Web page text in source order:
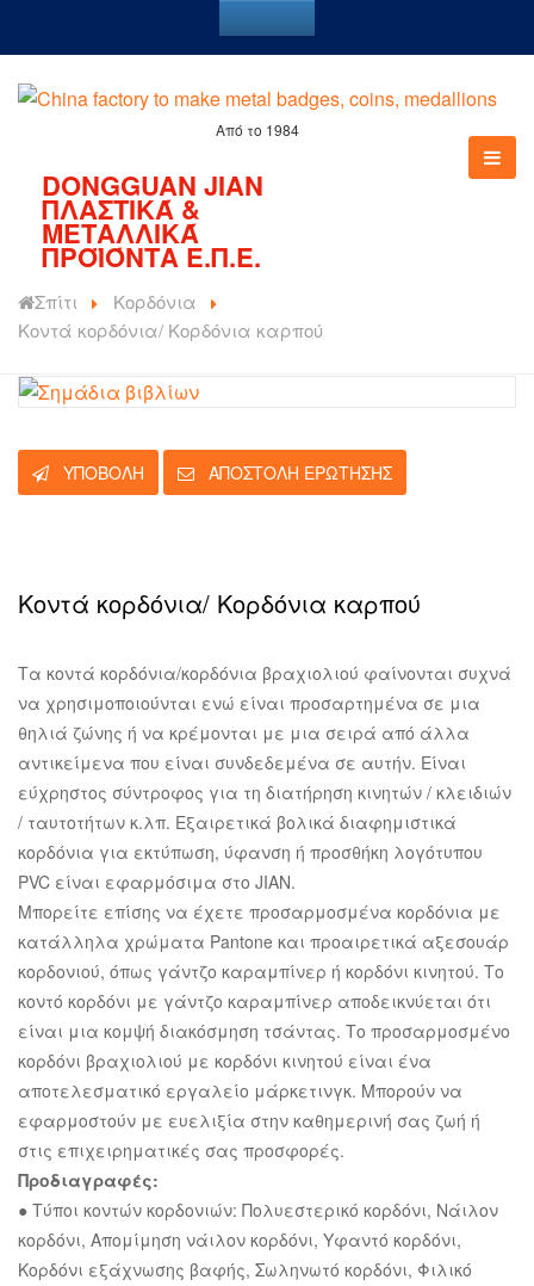
Από το 1984
DONGGUAN JIAN
ΠΛΑΣΤΙΚΆ &
ΜΕΤΑΛΛΙΚΆ
ΠΡΟΪΌΝΤΑ Ε.Π.Ε.
Σπίτι
Κορδόνια
Κοντά κορδόνια/ Κορδόνια καρπού
ΥΠΟΒΟΛΉ ΑΠΟΣΤΟΛΉ ΕΡΏΤΗΣΉΣ
Κοντά κορδόνια/ Κορδόνια καρπού
Τα κοντά κορδόνια/κορδόνια βραχιολιού φαίνονται συχνά
να χρησιμοποιούνται ενώ είναι προσαρτημένα σε μια
θηλιά ζώνης ή να κρέμονται με μια σειρά από άλλα
αντικείμενα που είναι συνδεδεμένα σε αυτήν. Είναι
εύχρηστος σύντροφος για τη διατήρηση κινητών / κλειδιών
/ ταυτοτήτων κ.λπ. Εξαιρετικά βολικά διαφημιστικά
κορδόνια για εκτύπωση, ύφανση ή προσθήκη λογότυπου
PVC είναι εφαρμόσιμα στο JIAN.
Μπορείτε επίσης να έχετε προσαρμοσμένα κορδόνια με
κατάλληλα χρώματα Pantone και προαιρετικά αξεσουάρ
κορδονιού, όπως γάντζο καραμπίνερ ή κορδόνι κινητού. Το
κοντό κορδόνι με γάντζο καραμπίνερ αποδεικνύεται ότι
είναι μια κομψή διακόσμηση τσάντας. Το προσαρμοσμένο
κορδόνι βραχιολιού με κορδόνι κινητού είναι ένα
αποτελεσματικό εργαλείο μάρκετινγκ. Μπορούν να
εφαρμοστούν με ευελιξία στην καθημερινή σας ζωή ή
στις επιχειρηματικές σας προσφορές.
Προδιαγραφές:
● Τύποι κοντών κορδονιών: Πολυεστερικό κορδόνι, Νάιλον
κορδόνι, Απομίμηση νάιλον κορδόνι, Υφαντό κορδόνι,
Κορδόνι εξάχνωσης βαφής, Σωληνωτό κορδόνι, Φιλικό